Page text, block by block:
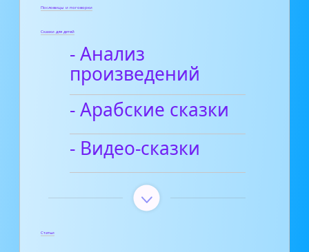
Пословицы и поговорки
Сказки для детей
- Анализ
произведений
- Арабские сказки
- Видео-сказки
Статьи